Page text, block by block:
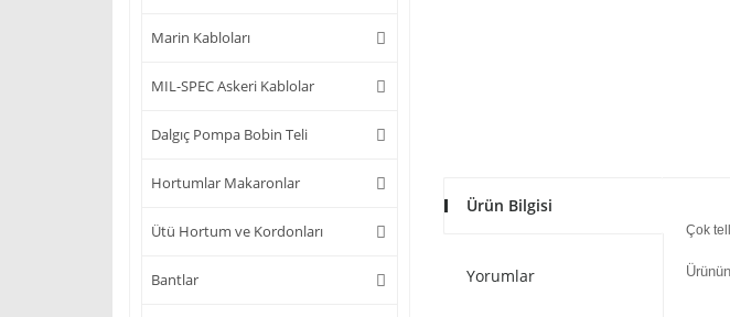
Marin Kabloları
MIL-SPEC Askeri Kablolar
Dalgıç Pompa Bobin Teli
Hortumlar Makaronlar
Ütü Hortum ve Kordonları
Bantlar
Ürün Bilgisi
Yorumlar
Çok